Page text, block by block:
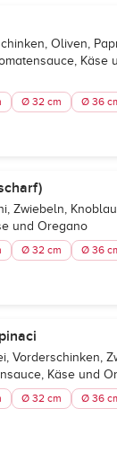
Oliven,
Käse
Ø 32 cm Ø 36
Zwiebeln,
und Oregano
Ø 32 cm Ø 36
Vorderschinken,
Käse und
Ø 32 cm Ø 36